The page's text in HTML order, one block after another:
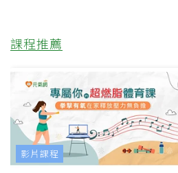
課程推薦
影片課程